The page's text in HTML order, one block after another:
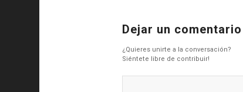
Dejar un comentario
¿Quieres unirte a la conversación?
Siéntete libre de contribuir!